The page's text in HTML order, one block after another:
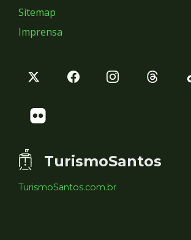
Sitemap
Imprensa
TurismoSantos
TurismoSantos.com.br